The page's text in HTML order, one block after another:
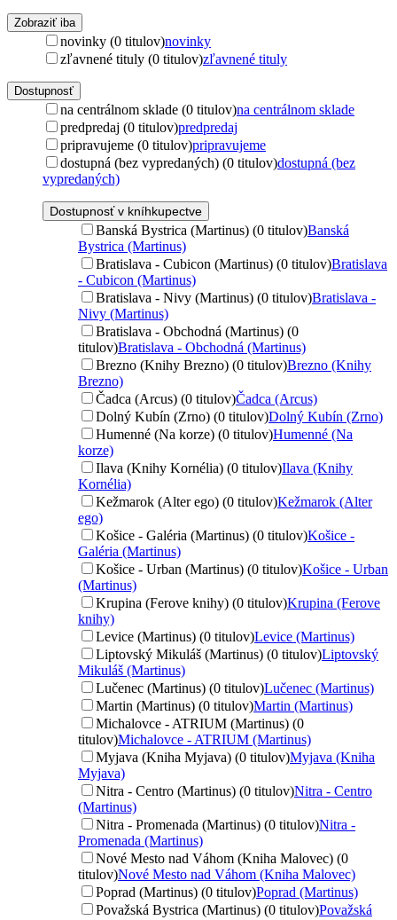
Zobraziť iba
novinky (0 titulov)novinky
zľavnené tituly (0 titulov)zľavnené tituly
Dostupnosť
na centrálnom sklade (0 titulov)na centrálnom sklade
predpredaj (0 titulov)predpredaj
pripravujeme (0 titulov)pripravujeme
dostupná (bez vypredaných) (0 titulov)dostupná (bez
vypredaných)
Dostupnosť v kníhkupectve
Banská Bystrica (Martinus) (0 titulov)Banská
Bystrica (Martinus)
Bratislava - Cubicon (Martinus) (0 titulov)Bratislava
- Cubicon (Martinus)
Bratislava - Nivy (Martinus) (0 titulov)Bratislava -
Nivy (Martinus)
Bratislava - Obchodná (Martinus) (0
titulov)Bratislava - Obchodná (Martinus)
Brezno (Knihy Brezno) (0 titulov)Brezno (Knihy
Brezno)
Čadca (Arcus) (0 titulov)Čadca (Arcus)
Dolný Kubín (Zrno) (0 titulov)Dolný Kubín (Zrno)
Humenné (Na korze) (0 titulov)Humenné (Na
korze)
Ilava (Knihy Kornélia) (0 titulov)Ilava (Knihy
Kornélia)
Kežmarok (Alter ego) (0 titulov)Kežmarok (Alter
ego)
Košice - Galéria (Martinus) (0 titulov)Košice -
Galéria (Martinus)
Košice - Urban (Martinus) (0 titulov)Košice - Urban
(Martinus)
Krupina (Ferove knihy) (0 titulov)Krupina (Ferove
knihy)
Levice (Martinus) (0 titulov)Levice (Martinus)
Liptovský Mikuláš (Martinus) (0 titulov)Liptovský
Mikuláš (Martinus)
Lučenec (Martinus) (0 titulov)Lučenec (Martinus)
Martin (Martinus) (0 titulov)Martin (Martinus)
Michalovce - ATRIUM (Martinus) (0
titulov)Michalovce - ATRIUM (Martinus)
Myjava (Kniha Myjava) (0 titulov)Myjava (Kniha
Myjava)
Nitra - Centro (Martinus) (0 titulov)Nitra - Centro
(Martinus)
Nitra - Promenada (Martinus) (0 titulov)Nitra -
Promenada (Martinus)
Nové Mesto nad Váhom (Kniha Malovec) (0
titulov)Nové Mesto nad Váhom (Kniha Malovec)
Poprad (Martinus) (0 titulov)Poprad (Martinus)
Považská Bystrica (Martinus) (0 titulov)Považská